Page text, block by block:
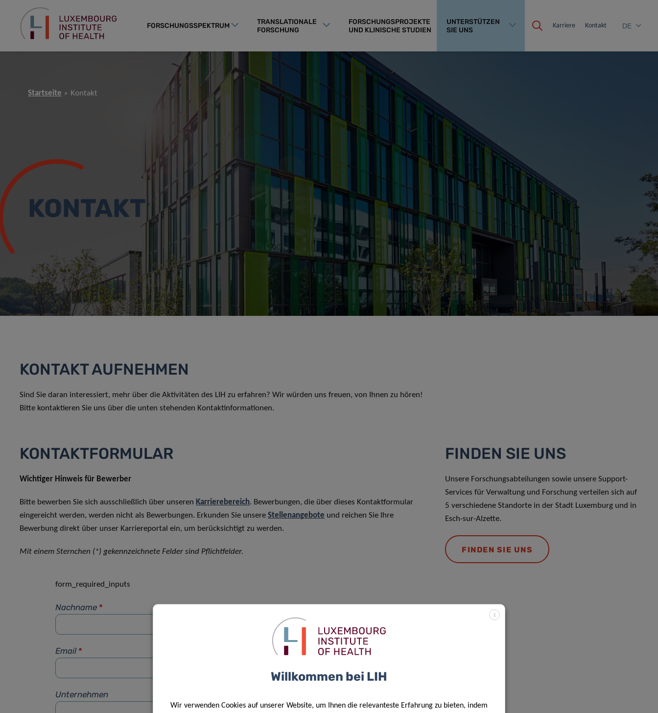
FORSCHUNGSSPEKTRUM
TRANSLATIONALE
FORSCHUNG
FORSCHUNGSPROJEKTE
UND KLINISCHE STUDIEN
UNTERSTÜTZEN
SIE UNS
Karriere Kontakt DE
Startseite Kontakt
KONTAKT
KONTAKT AUFNEHMEN
Sind Sie daran interessiert, mehr über die Aktivitäten des LIH zu erfahren? Wir würden uns freuen, von Ihnen zu hören!
Bitte kontaktieren Sie uns über die unten stehenden Kontaktinformationen.
KONTAKTFORMULAR
Wichtiger Hinweis für Bewerber
Bitte bewerben Sie sich ausschließlich über unseren Karrierebereich. Bewerbungen, die über dieses Kontaktformular
eingereicht werden, werden nicht als Bewerbungen. Erkunden Sie unsere Stellenangebote und reichen Sie Ihre
Bewerbung direkt über unser Karriereportal ein, um berücksichtigt zu werden.
Mit einem Sternchen (*) gekennzeichnete Felder sind Pflichtfelder.
form_required_inputs
Nachname * Vorname*
Email *
Unternehmen
FINDEN SIE UNS
Unsere Forschungsabteilungen sowie unsere Support-
Services für Verwaltung und Forschung verteilen sich auf
5 verschiedene Standorte in der Stadt Luxemburg und in
Esch-sur-Alzette.
FINDEN SIE UNS
X
Willkommen bei LIH
Wir verwenden Cookies auf unserer Website, um Ihnen die relevanteste Erfahrung zu bieten, indem